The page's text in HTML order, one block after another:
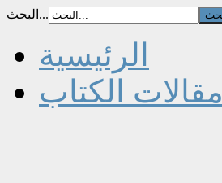
البحث...
الرئيسية
مقالات الكتاب